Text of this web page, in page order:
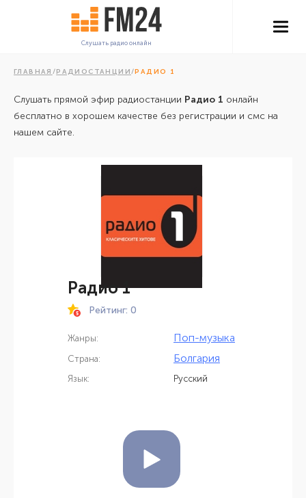
Слушать радио онлайн
ГЛАВНАЯ /РАДИОСТАНЦИИ/РАДИО 1
Слушать прямой эфир радиостанции Радио 1 онлайн
бесплатно в хорошем качестве без регистрации и смс на
нашем сайте.
Радио 1
Рейтинг: 0
Жанры: Поп-музыка
Страна: Болгария
Язык: Русский